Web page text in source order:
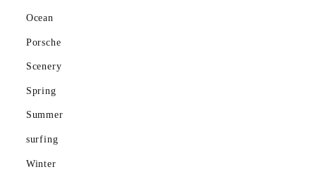
Ocean
Porsche
Scenery
Spring
Summer
surfing
Winter